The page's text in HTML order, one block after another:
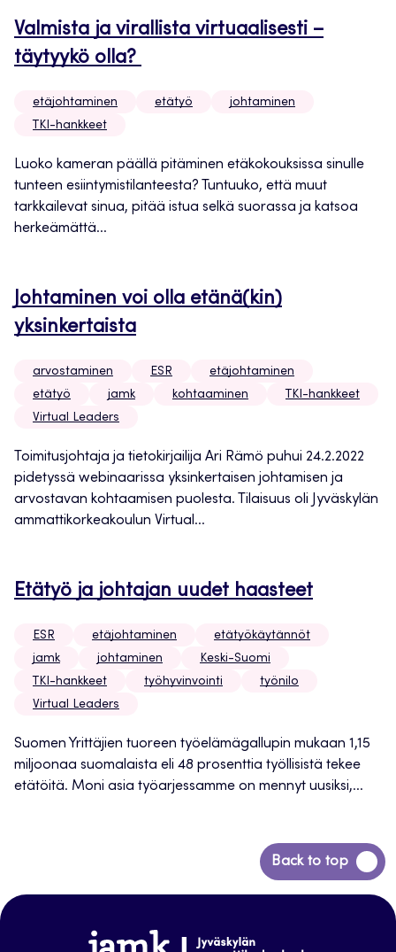
Valmista ja virallista virtuaalisesti –
täytyykö olla?
etäjohtaminen etätyö
johtaminen
TKI-hankkeet
Luoko kameran päällä pitäminen etäkokouksissa sinulle
tunteen esiintymistilanteesta? Tuntuuko, että muut
tarkkailevat sinua, pitää istua selkä suorassa ja katsoa
herkeämättä...
Johtaminen voi olla etänä(kin)
yksinkertaista
arvostaminen ESR
etäjohtaminen
etätyö
jamk kohtaaminen
TKI-hankkeet
Virtual Leaders
Toimitusjohtaja ja tietokirjailija Ari Rämö puhui 24.2.2022
pidetyssä webinaarissa yksinkertaisen johtamisen ja
arvostavan kohtaamisen puolesta. Tilaisuus oli Jyväskylän
ammattikorkeakoulun Virtual...
Etätyö ja johtajan uudet haasteet
ESR etäjohtaminen
etätyökäytännöt
jamk
johtaminen
Keski-Suomi
TKI-hankkeet
työhyvinvointi
työnilo
Virtual Leaders
Suomen Yrittäjien tuoreen työelämägallupin mukaan 1,15
miljoonaa suomalaista eli 48 prosenttia työllisistä tekee
etätöitä. Moni asia työarjessamme on mennyt uusiksi,...
Back to top
Siirry
takaisin
www.jamk.fi